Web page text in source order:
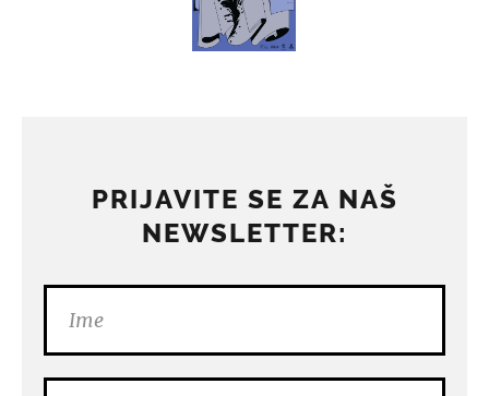
PRIJAVITE SE ZA NAŠ
NEWSLETTER: